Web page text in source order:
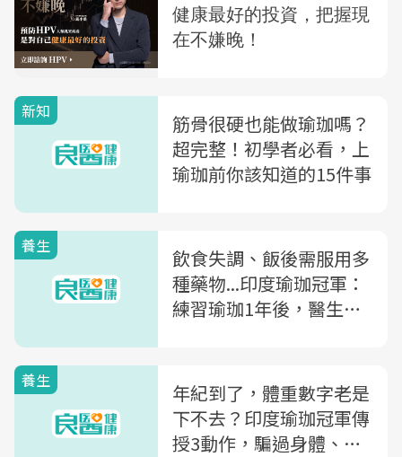
新知
筋骨很硬也能做瑜珈嗎？
超完整！初學者必看，上
瑜珈前你該知道的15件事
養生
飲食失調、飯後需服用多
種藥物...印度瑜珈冠軍：
練習瑜珈1年後，醫生說
養生
年紀到了，體重數字老是
下不去？印度瑜珈冠軍傳
授3動作，騙過身體、提